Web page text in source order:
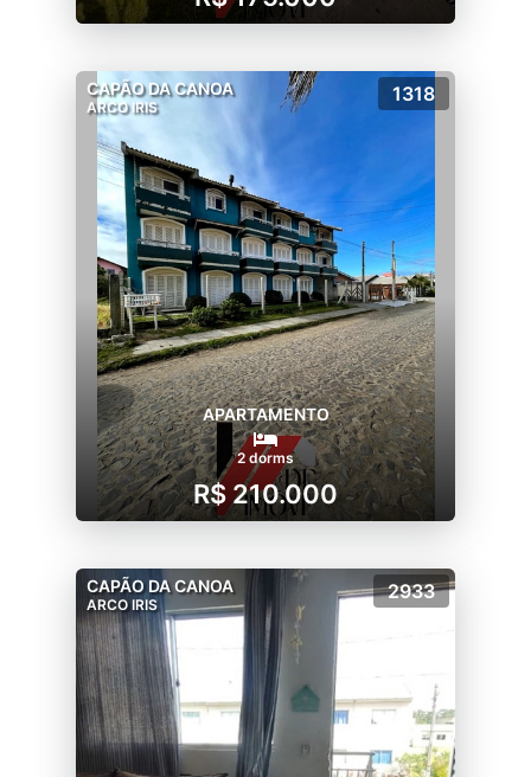
CAPÃO DA CANOA
ARCO IRIS
1318
APARTAMENTO
2 dorms
R$ 210.000
CAPÃO DA CANOA
ARCO IRIS
2933